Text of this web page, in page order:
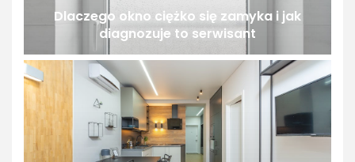
Dlaczego okno ciężko się zamyka i jak
diagnozuje to serwisant